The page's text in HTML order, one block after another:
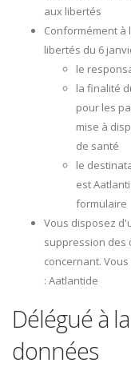
aux libertés
Conformément à
libertés du 6
le
la finalité
pour les
mise à
de santé
le
est
formulaire
Vous disposez
suppression des
concernant.
: Aatlantide
Délégué à
données